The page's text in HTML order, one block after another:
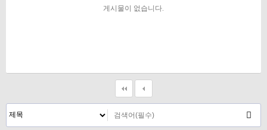
게시물이 없습니다.